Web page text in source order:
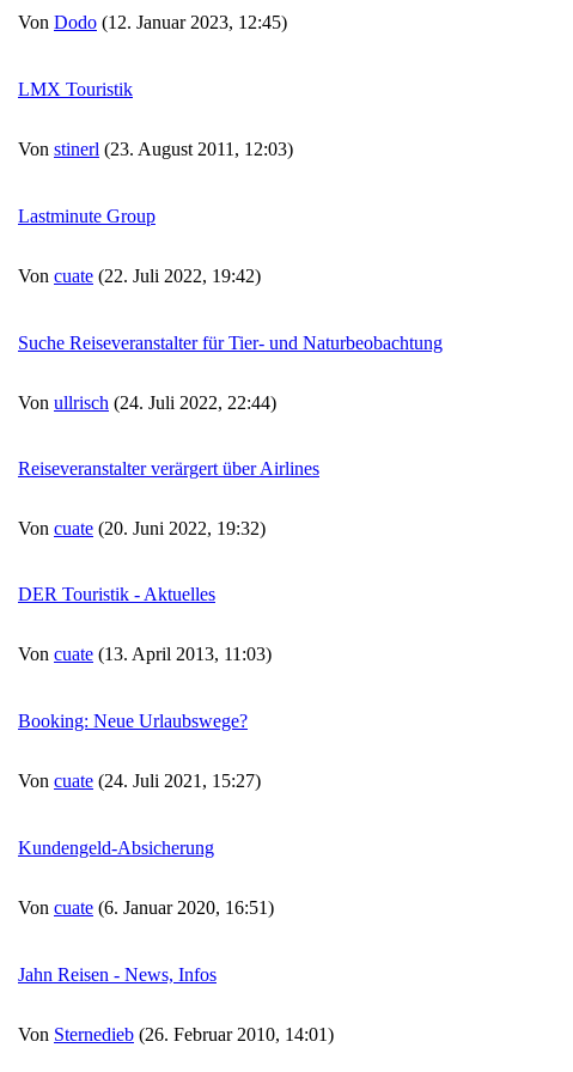
Von Dodo (12. Januar 2023, 12:45)
LMX Touristik
Von stinerl (23. August 2011, 12:03)
Lastminute Group
Von cuate (22. Juli 2022, 19:42)
Suche Reiseveranstalter für Tier- und Naturbeobachtung
Von ullrisch (24. Juli 2022, 22:44)
Reiseveranstalter verärgert über Airlines
Von cuate (20. Juni 2022, 19:32)
DER Touristik - Aktuelles
Von cuate (13. April 2013, 11:03)
Booking: Neue Urlaubswege?
Von cuate (24. Juli 2021, 15:27)
Kundengeld-Absicherung
Von cuate (6. Januar 2020, 16:51)
Jahn Reisen - News, Infos
Von Sternedieb (26. Februar 2010, 14:01)